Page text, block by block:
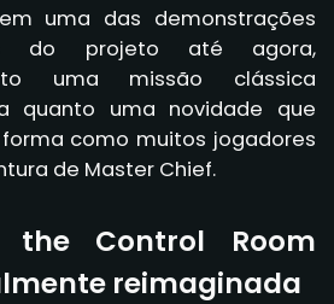
uma das demonstrações
do projeto até agora,
uma missão clássica
quanto uma novidade que
como muitos jogadores
de Master Chief.
the Control Room
reimaginada